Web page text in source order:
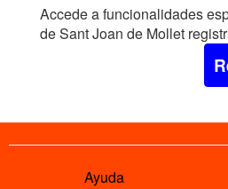
Accede a funcionalidades
de Sant Joan de Mollet
Ayuda